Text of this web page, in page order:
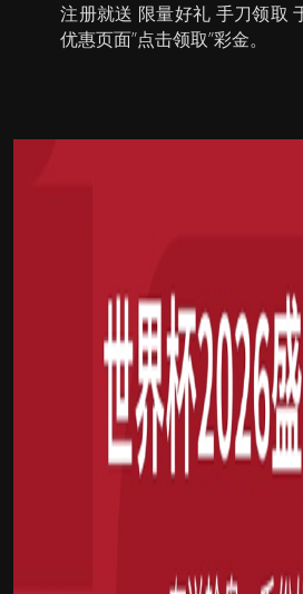
注册就送 限量好礼 手刀领取
优惠页面”点击领取”彩金。